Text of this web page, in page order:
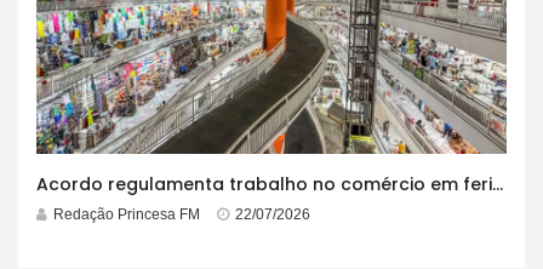
Acordo regulamenta trabalho no comércio em feriados
Redação Princesa FM 22/07/2026